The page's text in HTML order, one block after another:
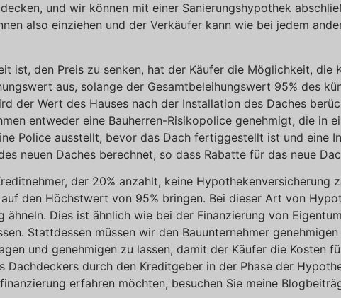
und wir können mit einer Sanierungshypothek
also einziehen und der Verkäufer kann wie bei jedem
ist, den Preis zu senken, hat der Käufer die Möglichkeit,
aus, solange der Gesamtbeleihungswert 95% des
der Wert des Hauses nach der Installation des Daches
entweder eine Bauherren-Risikopolice genehmigt, die in
Police ausstellt, bevor das Dach fertiggestellt ist und eine
neuen Daches berechnet, so dass Rabatte für das neue
der 20% anzahlt, keine Hypothekenversicherung
den Höchstwert von 95% bringen. Bei dieser Art von
ähneln. Dies ist ähnlich wie bei der Finanzierung von
Stattdessen müssen wir den Bauunternehmer
und genehmigen zu lassen, damit der Käufer die Kosten
Dachdeckers durch den Kreditgeber in der Phase der
erfahren möchten, besuchen Sie meine